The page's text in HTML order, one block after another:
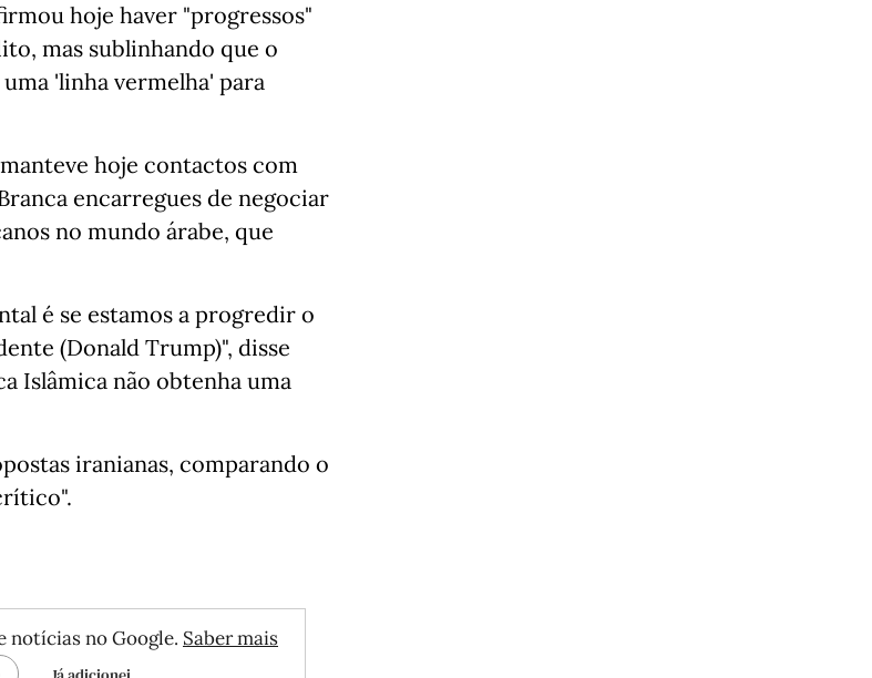
hoje haver "progressos"
mas sublinhando que o
'linha vermelha' para
hoje contactos com
encarregues de negociar
no mundo árabe, que
é se estamos a progredir o
(Donald Trump)", disse
Islâmica não obtenha uma
iranianas, comparando o
notícias no Google. Saber mais